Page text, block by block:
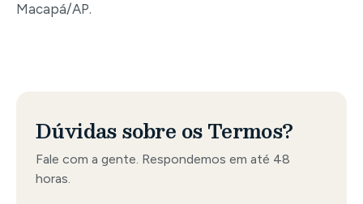
Macapá/AP.
Dúvidas sobre os Termos?
Fale com a gente. Respondemos em até 48
horas.